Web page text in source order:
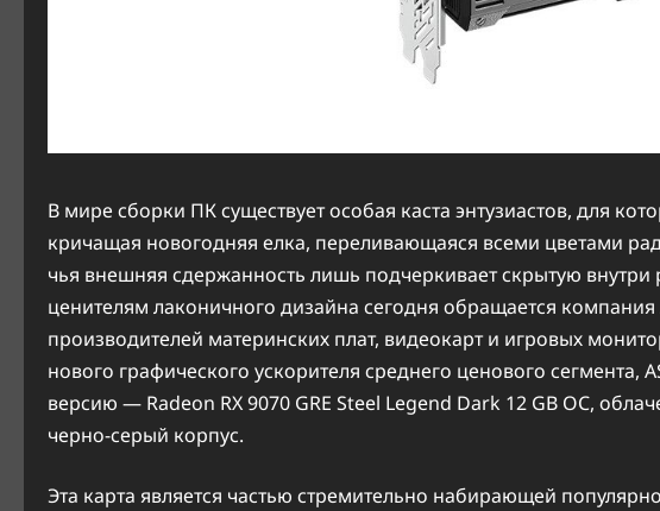
В мире сборки ПК существует особая каста энтузиастов, для
кричащая новогодняя елка, переливающаяся всеми цветами
чья внешняя сдержанность лишь подчеркивает скрытую
ценителям лаконичного дизайна сегодня обращается
производителей материнских плат, видеокарт и игровых
нового графического ускорителя среднего ценового сегмента,
версию — Radeon RX 9070 GRE Steel Legend Dark 12 GB OC,
черно-серый корпус.
Эта карта является частью стремительно набирающей